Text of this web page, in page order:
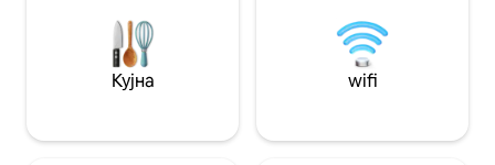
Кујна wifi